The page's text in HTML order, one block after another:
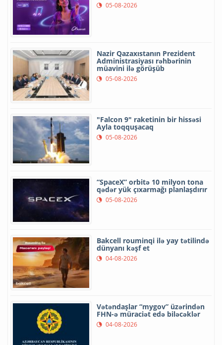
05-08-2026
Nazir Qazaxıstanın Prezident
Administrasiyası rəhbərinin
müavini ilə görüşüb
05-08-2026
"Falcon 9" raketinin bir hissəsi
Ayla toqquşacaq
05-08-2026
“SpaceX” orbitə 10 milyon tona
qədər yük çıxarmağı planlaşdırır
05-08-2026
Bakcell rouminqi ilə yay tətilində
dünyanı kəşf et
04-08-2026
Vətəndaşlar “mygov” üzərindən
FHN-ə müraciət edə biləcəklər
04-08-2026